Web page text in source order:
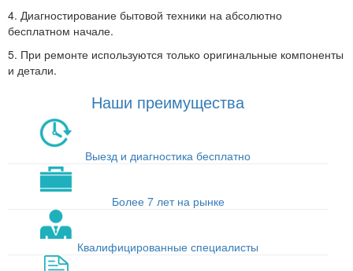
4. Диагностирование бытовой техники на абсолютно
бесплатном начале.
5. При ремонте используются только оригинальные компоненты
и детали.
Наши преимущества
Выезд и диагностика бесплатно
Более 7 лет на рынке
Квалифицированные специалисты